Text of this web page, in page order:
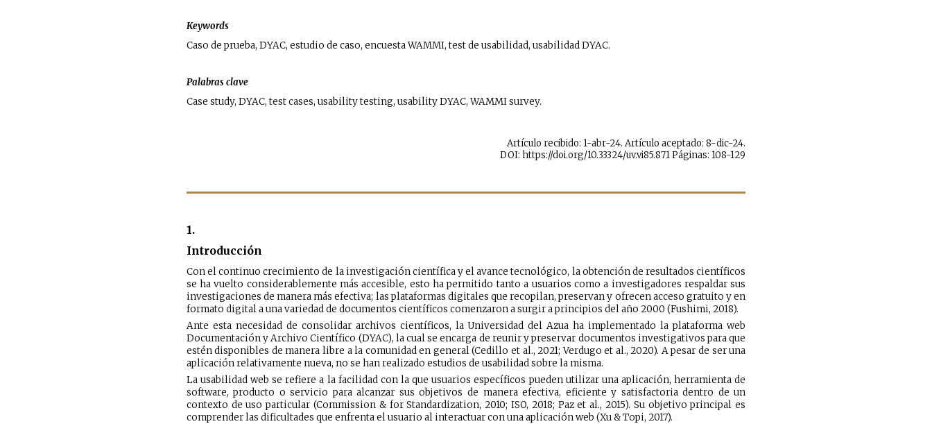
Keywords
Caso de prueba, DYAC, estudio de caso, encuesta WAMMI, test de usabilidad, usabilidad DYAC.
Palabras clave
Case study, DYAC, test cases, usability testing, usability DYAC, WAMMI survey.
Artículo recibido: 1-abr-24. Artículo aceptado: 8-dic-24.
DOI: https://doi.org/10.33324/uv.vi85.871 Páginas: 108-129
1.
Introducción
Con el continuo crecimiento de la investigación científica y el avance tecnológico, la obtención de resultados científicos
se ha vuelto considerablemente más accesible, esto ha permitido tanto a usuarios como a investigadores respaldar sus
investigaciones de manera más efectiva; las plataformas digitales que recopilan, preservan y ofrecen acceso gratuito y en
formato digital a una variedad de documentos científicos comenzaron a surgir a principios del año 2000 (Fushimi, 2018).
Ante esta necesidad de consolidar archivos científicos, la Universidad del Azua ha implementado la plataforma web
Documentación y Archivo Científico (DYAC), la cual se encarga de reunir y preservar documentos investigativos para que
estén disponibles de manera libre a la comunidad en general (Cedillo et al., 2021; Verdugo et al., 2020). A pesar de ser una
aplicación relativamente nueva, no se han realizado estudios de usabilidad sobre la misma.
La usabilidad web se refiere a la facilidad con la que usuarios específicos pueden utilizar una aplicación, herramienta de
software, producto o servicio para alcanzar sus objetivos de manera efectiva, eficiente y satisfactoria dentro de un
contexto de uso particular (Commission & for Standardization, 2010; ISO, 2018; Paz et al., 2015). Su objetivo principal es
comprender las dificultades que enfrenta el usuario al interactuar con una aplicación web (Xu & Topi, 2017).